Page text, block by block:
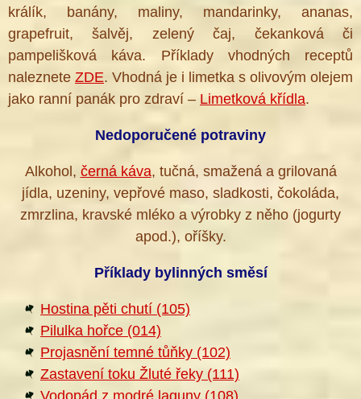
králík, banány, maliny, mandarinky, ananas,
grapefruit, šalvěj, zelený čaj, čekanková či
pampelišková káva. Příklady vhodných receptů
naleznete ZDE. Vhodná je i limetka s olivovým olejem
jako ranní panák pro zdraví – Limetková křídla.
Nedoporučené potraviny
Alkohol, černá káva, tučná, smažená a grilovaná
jídla, uzeniny, vepřové maso, sladkosti, čokoláda,
zmrzlina, kravské mléko a výrobky z něho (jogurty
apod.), oříšky.
Příklady bylinných směsí
Hostina pěti chutí (105)
Pilulka hořce (014)
Projasnění temné tůňky (102)
Zastavení toku Žluté řeky (111)